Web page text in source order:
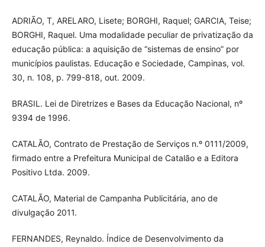
ADRIÃO, T, ARELARO, Lisete; BORGHI, Raquel; GARCIA, Teise;
BORGHI, Raquel. Uma modalidade peculiar de privatização da
educação pública: a aquisição de “sistemas de ensino” por
municípios paulistas. Educação e Sociedade, Campinas, vol.
30, n. 108, p. 799-818, out. 2009.
BRASIL. Lei de Diretrizes e Bases da Educação Nacional, nº
9394 de 1996.
CATALÃO, Contrato de Prestação de Serviços n.º 0111/2009,
firmado entre a Prefeitura Municipal de Catalão e a Editora
Positivo Ltda. 2009.
CATALÃO, Material de Campanha Publicitária, ano de
divulgação 2011.
FERNANDES, Reynaldo. Índice de Desenvolvimento da